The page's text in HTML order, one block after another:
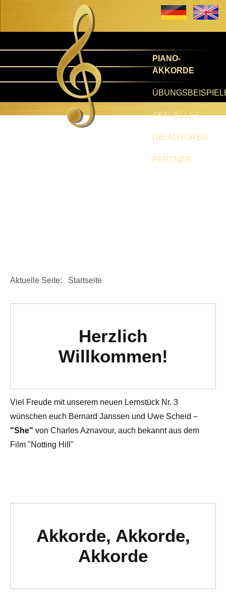
PIANO-
AKKORDE
AKTUELLES
DIE AUTOREN
PARTNER
Aktuelle Seite: Startseite
Herzlich
Willkommen!
Viel Freude mit unserem neuen Lernstück Nr. 3
wünschen euch Bernard Janssen und Uwe Scheid –
"She" von Charles Aznavour, auch bekannt aus dem
Film "Notting Hill"
Akkorde, Akkorde,
Akkorde